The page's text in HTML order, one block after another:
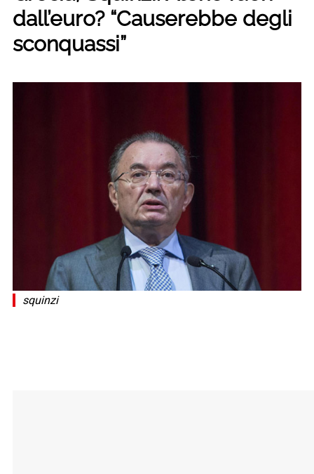
dall’euro? “Causerebbe degli
sconquassi”
squinzi